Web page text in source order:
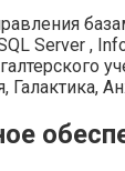
Server ,
Галактика,